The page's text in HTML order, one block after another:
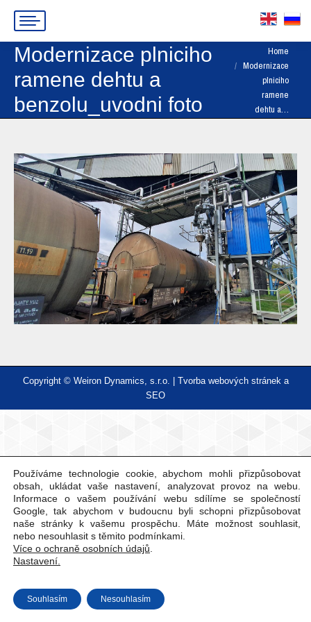
Modernizace plniciho
ramene dehtu a
benzolu_uvodni foto
You are here:
Home
Modernizace
plniciho
ramene
dehtu a…
Copyright © Weiron Dynamics, s.r.o. | Tvorba webových stránek a
SEO
Používáme technologie cookie, abychom mohli přizpůsobovat
obsah, ukládat vaše nastavení, analyzovat provoz na webu.
Informace o vašem používání webu sdílíme se společností
Google, tak abychom v budoucnu byli schopni přizpůsobovat
naše stránky k vašemu prospěchu. Máte možnost souhlasit,
nebo nesouhlasit s těmito podmínkami.
Více o ochraně osobních údajů
Nastavení.
Souhlasím Nesouhlasím